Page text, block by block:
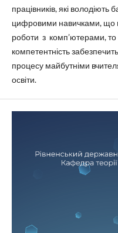
працівників, які
цифровими навичками, що
роботи з комп’ютерами,
компетентність
процесу майбутніми
освіти.